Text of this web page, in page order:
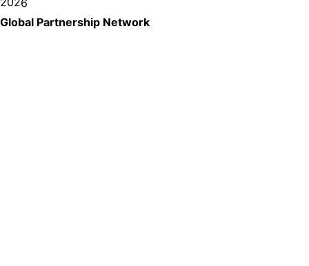
Global Partnership Network